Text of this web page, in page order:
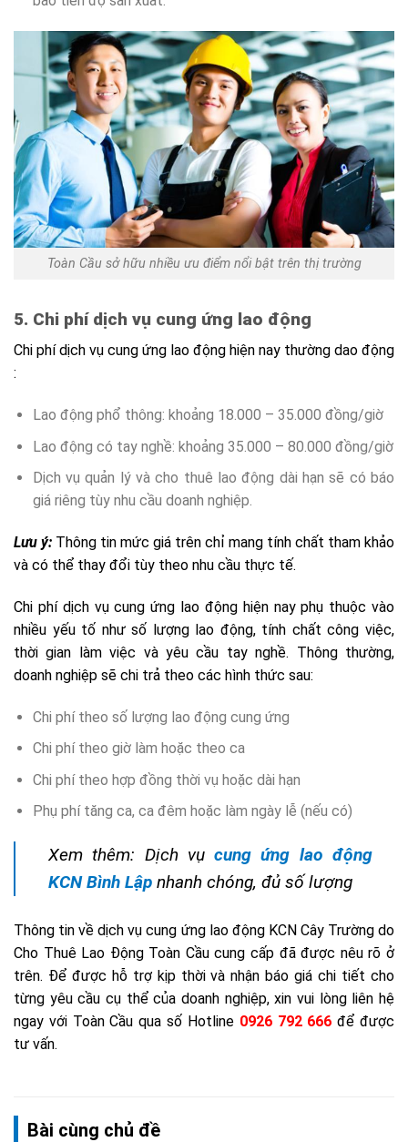
Toàn Cầu sở hữu nhiều ưu điểm nổi bật trên thị trường
5. Chi phí dịch vụ cung ứng lao động
Chi phí dịch vụ cung ứng lao động hiện nay thường dao động
:
Lao động phổ thông: khoảng 18.000 – 35.000 đồng/giờ
Lao động có tay nghề: khoảng 35.000 – 80.000 đồng/giờ
Dịch vụ quản lý và cho thuê lao động dài hạn sẽ có báo
giá riêng tùy nhu cầu doanh nghiệp.
Lưu ý: Thông tin mức giá trên chỉ mang tính chất tham khảo
và có thể thay đổi tùy theo nhu cầu thực tế.
Chi phí dịch vụ cung ứng lao động hiện nay phụ thuộc vào
nhiều yếu tố như số lượng lao động, tính chất công việc,
thời gian làm việc và yêu cầu tay nghề. Thông thường,
doanh nghiệp sẽ chi trả theo các hình thức sau:
Chi phí theo số lượng lao động cung ứng
Chi phí theo giờ làm hoặc theo ca
Chi phí theo hợp đồng thời vụ hoặc dài hạn
Phụ phí tăng ca, ca đêm hoặc làm ngày lễ (nếu có)
Xem thêm: Dịch vụcung ứng lao động
KCN Bình Lập nhanh chóng, đủ số lượng
Thông tin về dịch vụ cung ứng lao động KCN Cây Trường do
Cho Thuê Lao Động Toàn Cầu cung cấp đã được nêu rõ ở
trên. Để được hỗ trợ kịp thời và nhận báo giá chi tiết cho
từng yêu cầu cụ thể của doanh nghiệp, xin vui lòng liên hệ
ngay với Toàn Cầu qua số Hotline 0926 792 666 để được
tư vấn.
Bài cùng chủ đề